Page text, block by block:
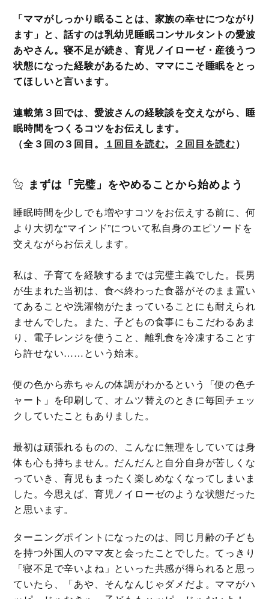
「ママがしっかり眠ることは、家族の幸せにつながり
ます」と、話すのは乳幼児睡眠コンサルタントの愛波
あやさん。寝不足が続き、育児ノイローゼ・産後うつ
状態になった経験があるため、ママにこそ睡眠をとっ
てほしいと言います。
連載第３回では、愛波さんの経験談を交えながら、睡
眠時間をつくるコツをお伝えします。
（全３回の３回目。
１回目を読む。 ２回目を読む）
まずは「完璧」をやめることから始めよう
睡眠時間を少しでも増やすコツをお伝えする前に、何
より大切な“マインド”について私自身のエピソードを
交えながらお伝えします。
私は、子育てを経験するまでは完璧主義でした。長男
が生まれた当初は、食べ終わった食器がそのまま置い
てあることや洗濯物がたまっていることにも耐えられ
ませんでした。また、子どもの食事にもこだわるあま
り、電子レンジを使うこと、離乳食を冷凍することす
ら許せない……という始末。
便の色から赤ちゃんの体調がわかるという「便の色チ
ャート」を印刷して、オムツ替えのときに毎回チェッ
クしていたこともありました。
最初は頑張れるものの、こんなに無理をしていては身
体も心も持ちません。だんだんと自分自身が苦しくな
っていき、育児もまったく楽しめなくなってしまいま
した。今思えば、育児ノイローゼのような状態だった
と思います。
ターニングポイントになったのは、同じ月齢の子ども
を持つ外国人のママ友と会ったことでした。てっきり
「寝不足で辛いよね」といった共感が得られると思っ
ていたら、「あや、そんなんじゃダメだよ。ママがハ